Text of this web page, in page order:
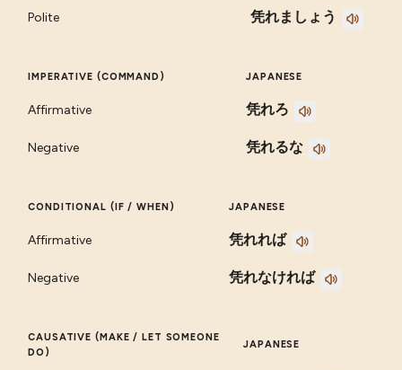
Polite 凭れましょう
IMPERATIVE (COMMAND) JAPANESE
Affirmative 凭れろ
Negative 凭れるな
CONDITIONAL (IF / WHEN) JAPANESE
Affirmative 凭れれば
Negative 凭れなければ
CAUSATIVE (MAKE / LET SOMEONE
DO)
JAPANESE